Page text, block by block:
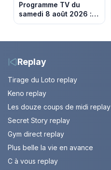
Programme TV du
samedi 8 août 2026 :
notre sélection pour
Replay
Tirage du Loto replay
Keno replay
Les douze coups de midi replay
Secret Story replay
Gym direct replay
Plus belle la vie en avance
C à vous replay